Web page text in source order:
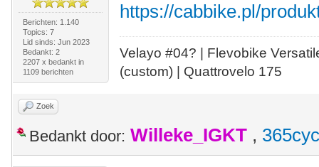
Berichten: 1.140
Topics: 7
Lid sinds: Jun 2023
Bedankt: 2
2207 x bedankt in
1109 berichten
https://cabbike.pl/
Velayo #04? | Flevobike
(custom) | Quattrovelo 175
Zoek
Bedankt door: Willeke_IGKT ,